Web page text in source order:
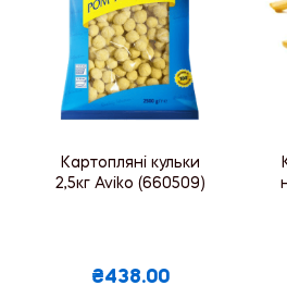
Картопляні кульки
2,5кг Aviko (660509)
₴438.00